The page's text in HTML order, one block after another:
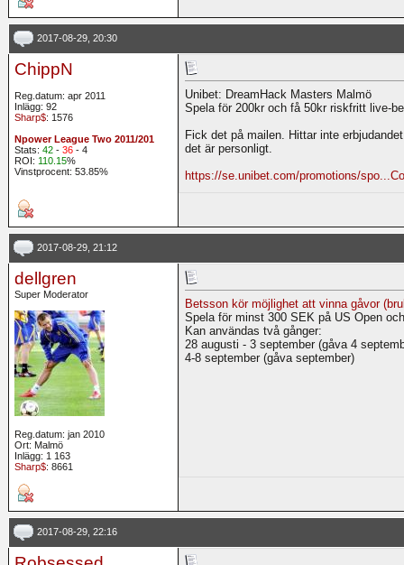
2017-08-29, 20:30
ChippN
Reg.datum: apr 2011
Inlägg: 92
Sharp$: 1576
Npower League Two 2011/201
Stats: 42 - 36 - 4
ROI: 110.15%
Vinstprocent: 53.85%
Unibet: DreamHack Masters Malmö
Spela för 200kr och få 50kr riskfritt live-
Fick det på mailen. Hittar inte
det är personligt.
https://se.unibet.com/promotions/
2017-08-29, 21:12
dellgren
Super Moderator
Reg.datum: jan 2010
Ort: Malmö
Inlägg: 1 163
Sharp$: 8661
Betsson kör möjlighet att vinna gåvor
Spela för minst 300 SEK på US Open
Kan användas två gånger:
28 augusti - 3 september (gåva 4
4-8 september (gåva september)
2017-08-29, 22:16